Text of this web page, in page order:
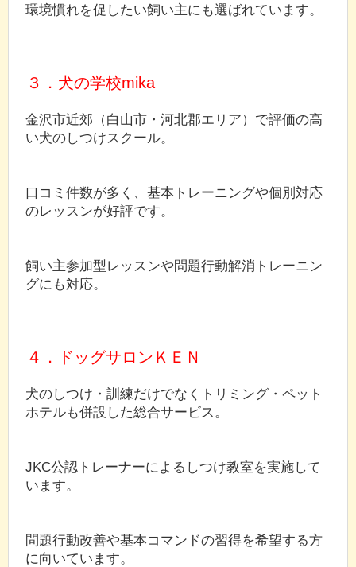
環境慣れを促したい飼い主にも選ばれています。
３．犬の学校mika
金沢市近郊（白山市・河北郡エリア）で評価の高
い犬のしつけスクール。
口コミ件数が多く、基本トレーニングや個別対応
のレッスンが好評です。
飼い主参加型レッスンや問題行動解消トレーニン
グにも対応。
４．ドッグサロンＫＥＮ
犬のしつけ・訓練だけでなくトリミング・ペット
ホテルも併設した総合サービス。
JKC公認トレーナーによるしつけ教室を実施して
います。
問題行動改善や基本コマンドの習得を希望する方
に向いています。